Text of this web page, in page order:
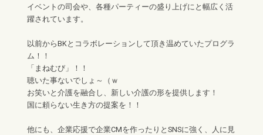
イベントの司会や、各種パーティーの盛り上げにと幅広く活
躍されています。
以前からBKとコラボレーションして頂き温めていたプログラ
ム！！
「まねむび」！！
聴いた事ないでしょ～（ｗ
お笑いと介護を融合し、新しい介護の形を提供します！
国に頼らない生き方の提案を！！
他にも、企業応援で企業CMを作ったりとSNSに強く、人に見